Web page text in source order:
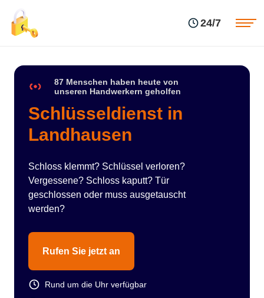
24/7
87 Menschen haben heute von
unseren Handwerkern geholfen
Schlüsseldienst in
Landhausen
Schloss klemmt? Schlüssel verloren?
Vergessene? Schloss kaputt? Tür
geschlossen oder muss ausgetauscht
werden?
Rufen Sie jetzt an
Rund um die Uhr verfügbar